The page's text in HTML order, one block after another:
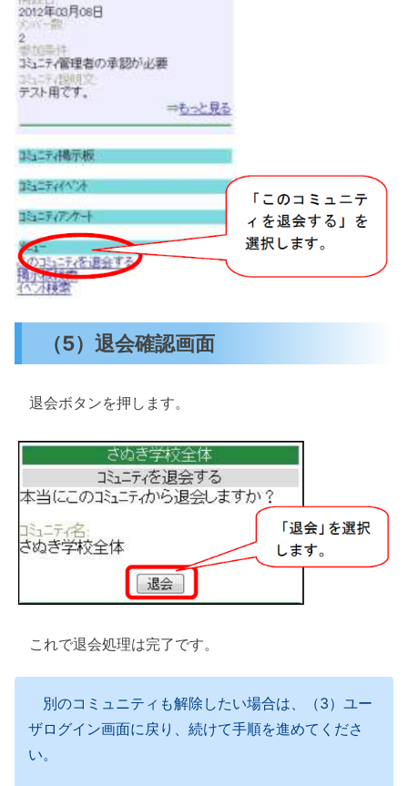
（5）退会確認画面
退会ボタンを押します。
これで退会処理は完了です。
別のコミュニティも解除したい場合は、（3）ユー
ザログイン画面に戻り、続けて手順を進めてくださ
い。